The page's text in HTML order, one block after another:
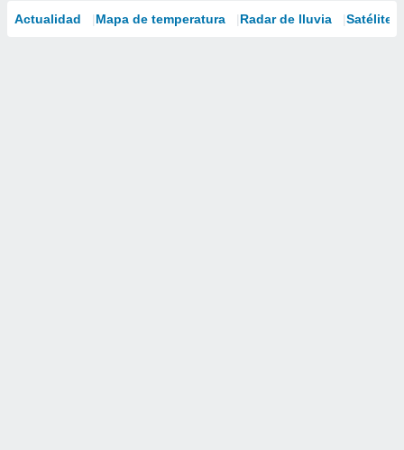
Actualidad Mapa de temperatura Radar de lluvia Satélites